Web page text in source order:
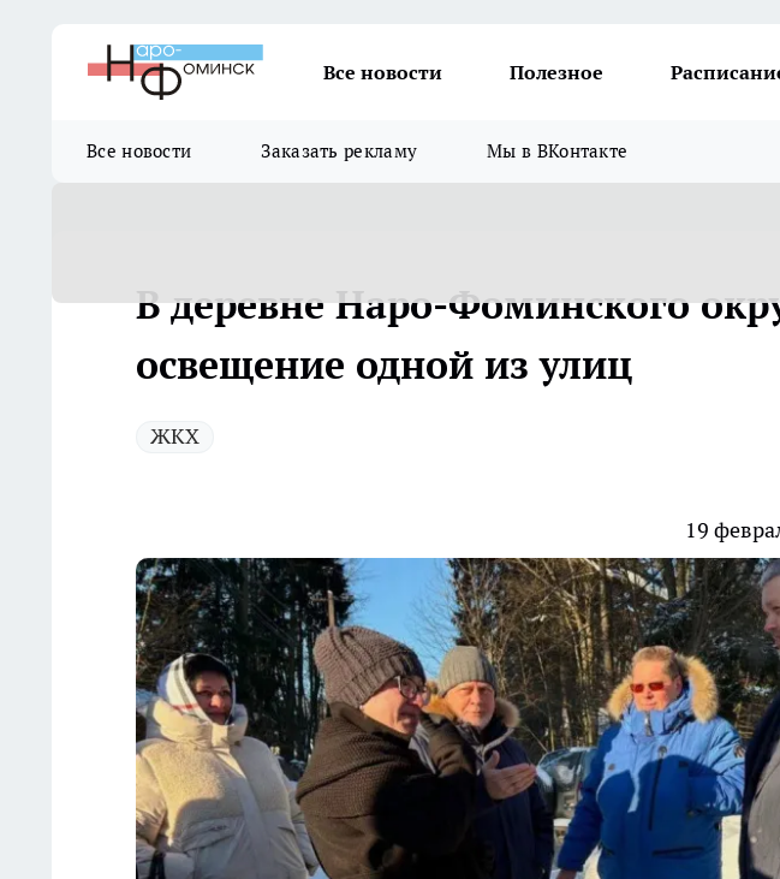
Все новости Полезное
Все новости Заказать рекламу Мы в ВКонтакте
В деревне Наро-Фоминского
освещение одной из улиц
ЖКХ
19